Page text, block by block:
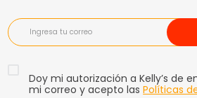
Doy mi autorización a Kelly’s de
mi correo y acepto lasPolíticas